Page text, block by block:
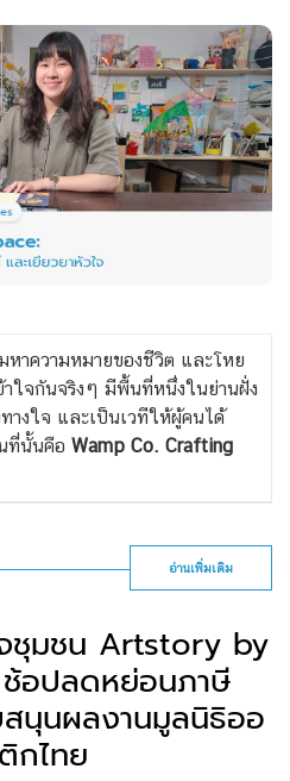
าความหมายของชีวิต และโหย
าใจกันจริงๆ มีพื้นที่หนึ่งในย่านฝั่ง
างใจ และเป็นเวทีให้ผู้คนได้
ที่นั้นคือ Wamp Co. Crafting
อ่านเพิ่มเติม
จชุมชน Artstory by
อปลดหย่อนภาษี
นุนผลงานมูลนิธิออ
กไทย